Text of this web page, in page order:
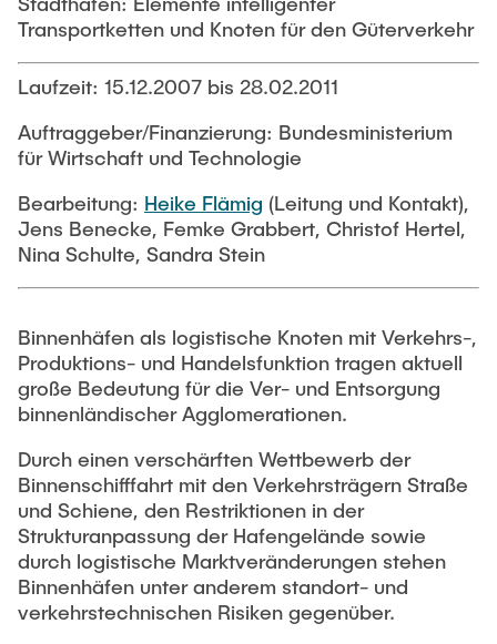
Abgeschlossene studentische Arbeiten
Siedlungsstruktur und Verkehrsplanung
Verkehrs- und Logistikknoten
Buchtipps
Medien
Transportketten und Knoten für den Güterverkehr
Laufzeit: 15.12.2007 bis 28.02.2011
Auftraggeber/Finanzierung: Bundesministerium
für Wirtschaft und Technologie
Bearbeitung: Heike Flämig (Leitung und Kontakt),
Jens Benecke, Femke Grabbert, Christof Hertel,
Nina Schulte, Sandra Stein
Binnenhäfen als logistische Knoten mit Verkehrs-,
Produktions- und Handelsfunktion tragen aktuell
große Bedeutung für die Ver- und Entsorgung
binnenländischer Agglomerationen.
Durch einen verschärften Wettbewerb der
Binnenschifffahrt mit den Verkehrsträgern Straße
und Schiene, den Restriktionen in der
Strukturanpassung der Hafengelände sowie
durch logistische Marktveränderungen stehen
Binnenhäfen unter anderem standort- und
verkehrstechnischen Risiken gegenüber.